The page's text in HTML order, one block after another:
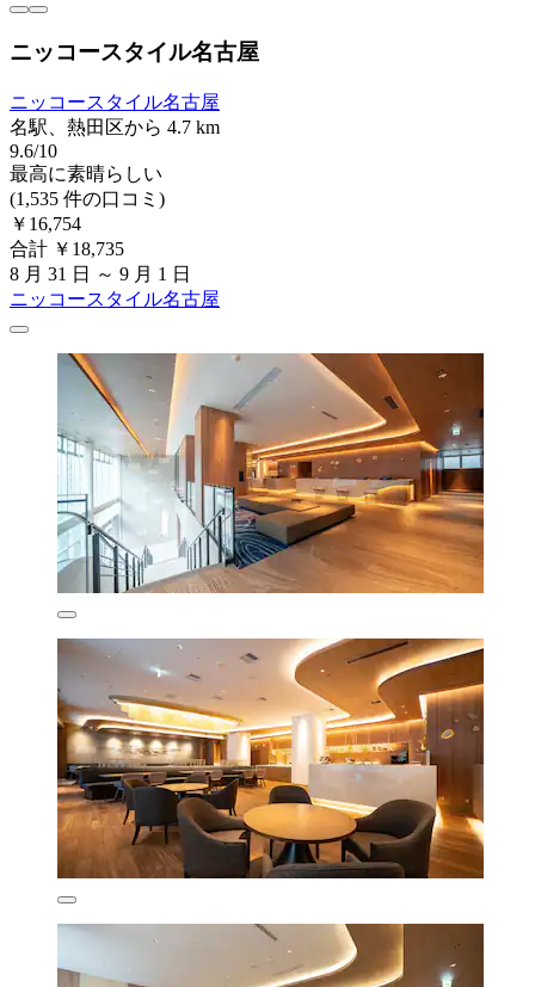
ニッコースタイル名古屋
ニッコースタイル名古屋
名駅、熱田区から 4.7 km
9.6/10
最高に素晴らしい
(1,535 件の口コミ)
￥16,754
合計 ￥18,735
8 月 31 日 ～ 9 月 1 日
ニッコースタイル名古屋